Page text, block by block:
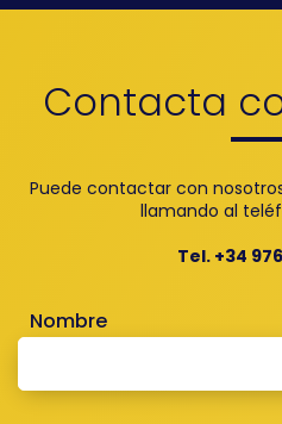
Contacta
Puede contactar con
llamando al
Tel. +34
Nombre